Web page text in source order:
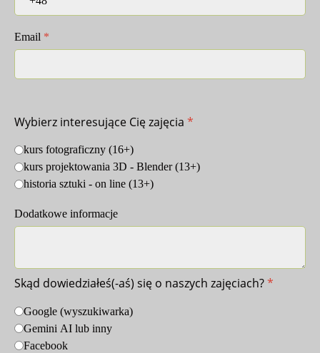
Email *
Wybierz interesujące Cię zajęcia *
kurs fotograficzny (16+)
kurs projektowania 3D - Blender (13+)
historia sztuki - on line (13+)
Dodatkowe informacje
Skąd dowiedziałeś(-aś) się o naszych zajęciach?*
Google (wyszukiwarka)
Gemini AI lub inny
Facebook